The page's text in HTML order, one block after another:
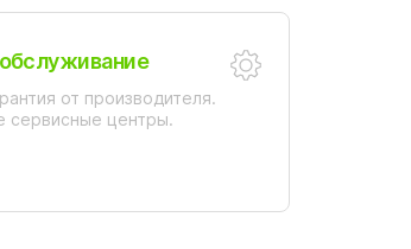
от производителя.
сервисные центры.